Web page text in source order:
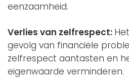
eenzaamheid.
Verlies van zelfrespect:
gevolg van financiële
zelfrespect aantasten en
eigenwaarde verminderen.